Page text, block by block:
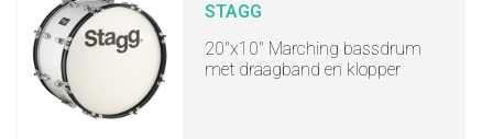
STAGG
20"x10" Marching bassdrum
met draagband en klopper